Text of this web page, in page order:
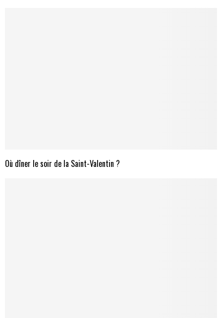
Où dîner le soir de la Saint-Valentin ?